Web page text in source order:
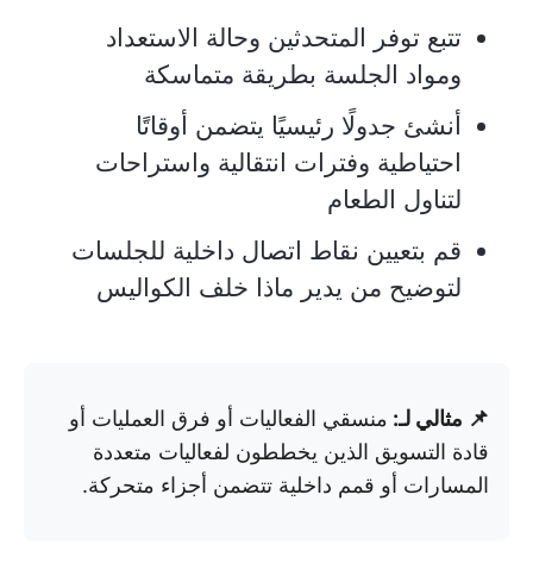
تتبع توفر المتحدثين وحالة الاستعداد
ومواد الجلسة بطريقة متماسكة
أنشئ جدولًا رئيسيًا يتضمن أوقاتًا
احتياطية وفترات انتقالية واستراحات
لتناول الطعام
قم بتعيين نقاط اتصال داخلية للجلسات
لتوضيح من يدير ماذا خلف الكواليس
📌 مثالي لـ: منسقي الفعاليات أو فرق العمليات أو
قادة التسويق الذين يخططون لفعاليات متعددة
المسارات أو قمم داخلية تتضمن أجزاء متحركة.